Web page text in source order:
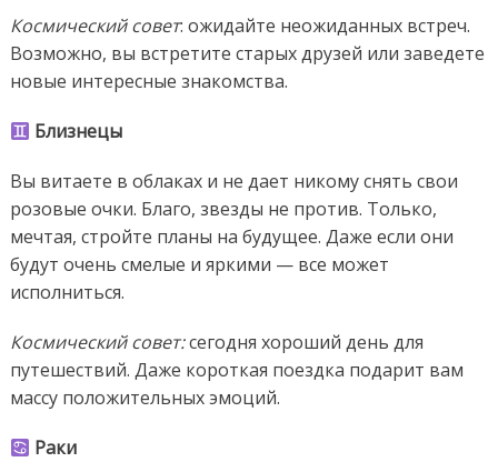
Космический совет: ожидайте неожиданных встреч.
Возможно, вы встретите старых друзей или заведете
новые интересные знакомства.
Близнецы
Вы витаете в облаках и не дает никому снять свои
розовые очки. Благо, звезды не против. Только,
мечтая, стройте планы на будущее. Даже если они
будут очень смелые и яркими — все может
исполниться.
Космический совет:сегодня хороший день для
путешествий. Даже короткая поездка подарит вам
массу положительных эмоций.
Раки